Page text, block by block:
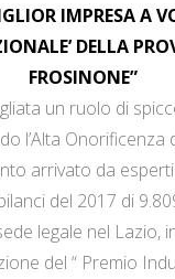
IMPRESA A
DELLA
FROSINONE”
un ruolo di
l’Alta Onorificenza
arrivato da
del 2017 di
legale nel Lazio,
del “ Premio